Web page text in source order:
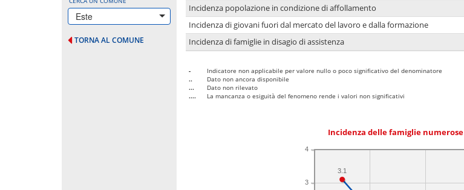
Este
TORNA AL COMUNE
Incidenza popolazione in condizione di affollamento
Incidenza di giovani fuori dal mercato del lavoro e dalla formazione
Incidenza di famiglie in disagio di assistenza
-
Indicatore non applicabile per valore nullo o poco significativo del denominatore
..
Dato non ancora disponibile
...
Dato non rilevato
....
La mancanza o esiguità del fenomeno rende i valori non significativi
Incidenza delle famiglie numerose
3
4
3.1